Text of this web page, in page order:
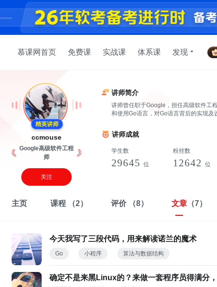
慕课网首页 免费课 实战课 体系课 发现
精英讲师
ccmouse
Google高级软件工程
师
关注
讲师简介
讲师曾任职于Google，担任高级软件工
和使用Go语言，对Go语言背后的实现及
讲师成就
学生数
29645 位
粉丝数
12642 位
主页 课程 （2） 评价 （8） 文章 （7）
今天我写了三段代码，用来解读诺兰的魔术
Go 小程序 算法与数据结构
确定不是来黑Linux的？来做一套程序员得满分